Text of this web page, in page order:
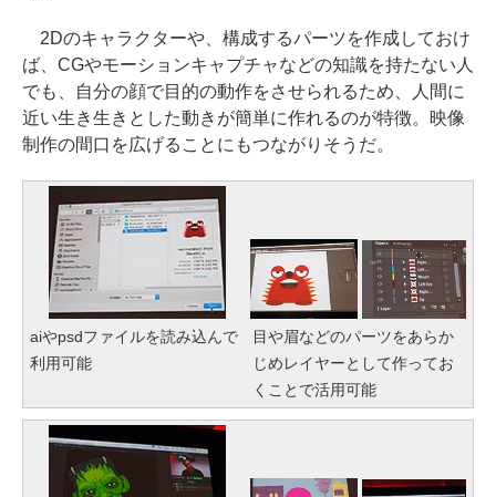
2Dのキャラクターや、構成するパーツを作成しておけ
ば、CGやモーションキャプチャなどの知識を持たない人
でも、自分の顔で目的の動作をさせられるため、人間に
近い生き生きとした動きが簡単に作れるのが特徴。映像
制作の間口を広げることにもつながりそうだ。
aiやpsdファイルを読み込んで
利用可能
目や眉などのパーツをあらか
じめレイヤーとして作ってお
くことで活用可能